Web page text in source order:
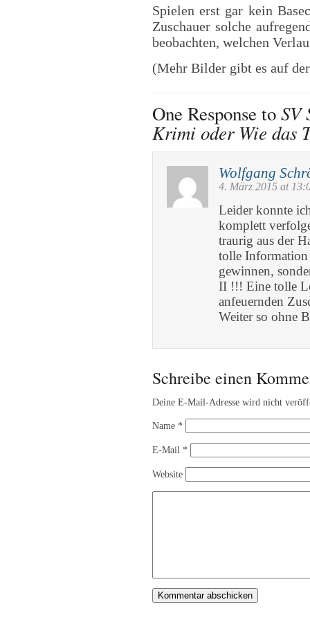
Spielen erst gar kein
Zuschauer solche
beobachten, welchen
(Mehr Bilder gibt es auf
One Response toSV
Krimi oder Wie das
Wolfgang
4. März 2015 at
Leider konnte
komplett
traurig aus der
tolle Information
gewinnen,
II !!! Eine tolle
anfeuernden
Weiter so ohne
Schreibe einen
Deine E-Mail-Adresse wird nicht
Name *
E-Mail *
Website